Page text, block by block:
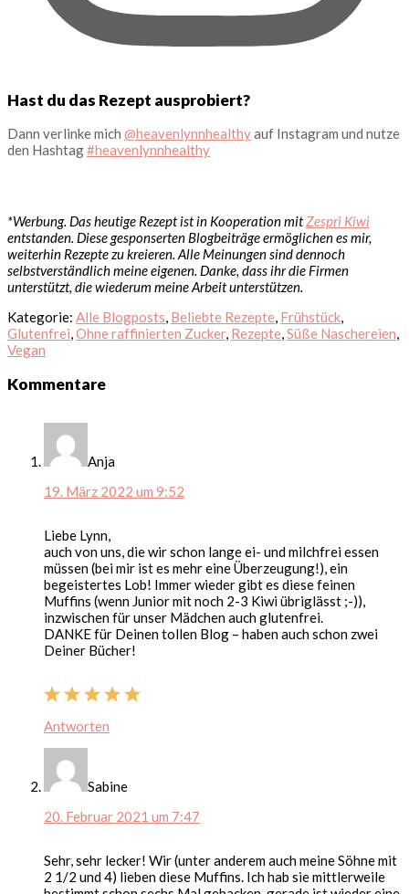
Hast du das Rezept ausprobiert?
Dann verlinke mich @heavenlynnhealthyauf Instagram und nutze
den Hashtag#heavenlynnhealthy
*Werbung. Das heutige Rezept ist in Kooperation mitZespri Kiwi
entstanden. Diese gesponserten Blogbeiträge ermöglichen es mir,
weiterhin Rezepte zu kreieren. Alle Meinungen sind dennoch
selbstverständlich meine eigenen. Danke, dass ihr die Firmen
unterstützt, die wiederum meine Arbeit unterstützen.
Kategorie: Alle Blogposts, Beliebte Rezepte, Frühstück,
Glutenfrei,Ohne raffinierten Zucker, Rezepte,Süße Naschereien,
Vegan
Leser-
Kommentare
Anja
19. März 2022 um 9:52
Liebe Lynn,
auch von uns, die wir schon lange ei- und milchfrei essen
müssen (bei mir ist es mehr eine Überzeugung!), ein
begeistertes Lob! Immer wieder gibt es diese feinen
Muffins (wenn Junior mit noch 2-3 Kiwi übriglässt ;-)),
inzwischen für unser Mädchen auch glutenfrei.
DANKE für Deinen tollen Blog – haben auch schon zwei
Deiner Bücher!
Antworten
Sabine
20. Februar 2021 um 7:47
Sehr, sehr lecker! Wir (unter anderem auch meine Söhne mit
2 1/2 und 4) lieben diese Muffins. Ich hab sie mittlerweile